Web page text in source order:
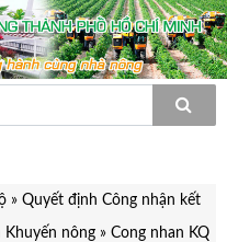
» Quyết định Công nhận kết
Khuyến nông» Cong nhan KQ